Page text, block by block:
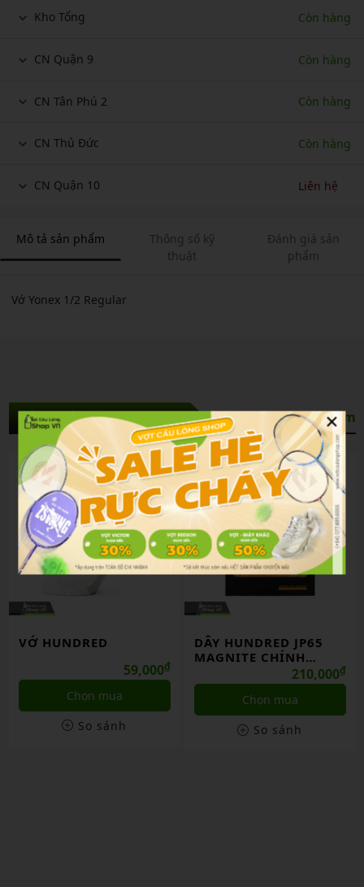
Kho Tổng Còn hàng
CN Quận 9 Còn hàng
CN Tân Phú 2 Còn hàng
CN Thủ Đức Còn hàng
CN Quận 10 Liên hệ
Mô tả sản phẩm
Thông số kỹ
thuật
Đánh giá sản
phẩm
Vớ Yonex 1/2 Regular
Sản Phẩm Liên Quan Xem thêm
VỚ HUNDRED
59,000₫
Chọn mua
So sánh
DÂY HUNDRED JP65
MAGNITE CHÍNH
210,000₫
Chọn mua
So sánh
×